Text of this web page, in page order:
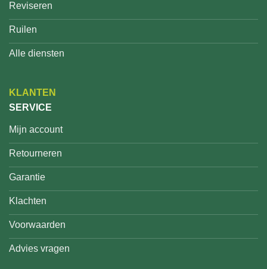
Reviseren
Ruilen
Alle diensten
KLANTEN
SERVICE
Mijn account
Retourneren
Garantie
Klachten
Voorwaarden
Advies vragen